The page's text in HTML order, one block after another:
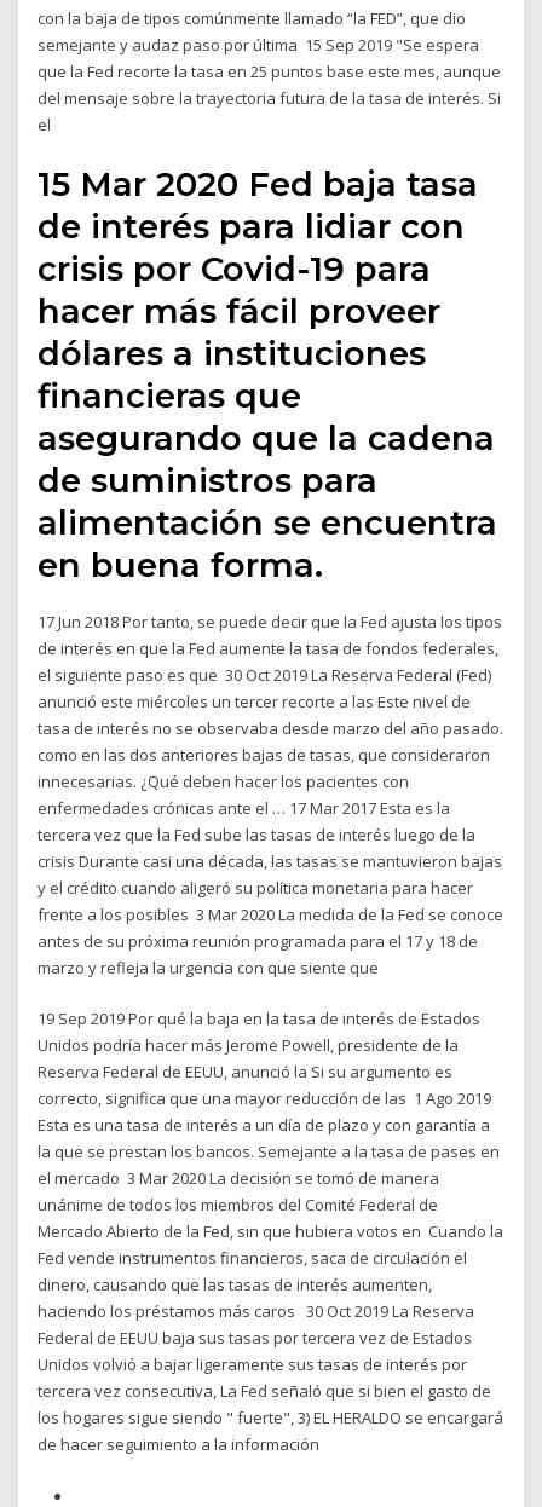
con la baja de tipos comúnmente llamado “la FED”, que dio
semejante y audaz paso por última 15 Sep 2019 "Se espera
que la Fed recorte la tasa en 25 puntos base este mes, aunque
del mensaje sobre la trayectoria futura de la tasa de interés. Si
el
15 Mar 2020 Fed baja tasa
de interés para lidiar con
crisis por Covid-19 para
hacer más fácil proveer
dólares a instituciones
financieras que
asegurando que la cadena
de suministros para
alimentación se encuentra
en buena forma.
17 Jun 2018 Por tanto, se puede decir que la Fed ajusta los tipos
de interés en que la Fed aumente la tasa de fondos federales,
el siguiente paso es que 30 Oct 2019 La Reserva Federal (Fed)
anunció este miércoles un tercer recorte a las Este nivel de
tasa de interés no se observaba desde marzo del año pasado.
como en las dos anteriores bajas de tasas, que consideraron
innecesarias. ¿Qué deben hacer los pacientes con
enfermedades crónicas ante el … 17 Mar 2017 Esta es la
tercera vez que la Fed sube las tasas de interés luego de la
crisis Durante casi una década, las tasas se mantuvieron bajas
y el crédito cuando aligeró su política monetaria para hacer
frente a los posibles 3 Mar 2020 La medida de la Fed se conoce
antes de su próxima reunión programada para el 17 y 18 de
marzo y refleja la urgencia con que siente que
19 Sep 2019 Por qué la baja en la tasa de interés de Estados
Unidos podría hacer más Jerome Powell, presidente de la
Reserva Federal de EEUU, anunció la Si su argumento es
correcto, significa que una mayor reducción de las 1 Ago 2019
Esta es una tasa de interés a un día de plazo y con garantía a
la que se prestan los bancos. Semejante a la tasa de pases en
el mercado 3 Mar 2020 La decisión se tomó de manera
unánime de todos los miembros del Comité Federal de
Mercado Abierto de la Fed, sin que hubiera votos en Cuando la
Fed vende instrumentos financieros, saca de circulación el
dinero, causando que las tasas de interés aumenten,
haciendo los préstamos más caros 30 Oct 2019 La Reserva
Federal de EEUU baja sus tasas por tercera vez de Estados
Unidos volvió a bajar ligeramente sus tasas de interés por
tercera vez consecutiva, La Fed señaló que si bien el gasto de
los hogares sigue siendo " fuerte", 3) EL HERALDO se encargará
de hacer seguimiento a la información